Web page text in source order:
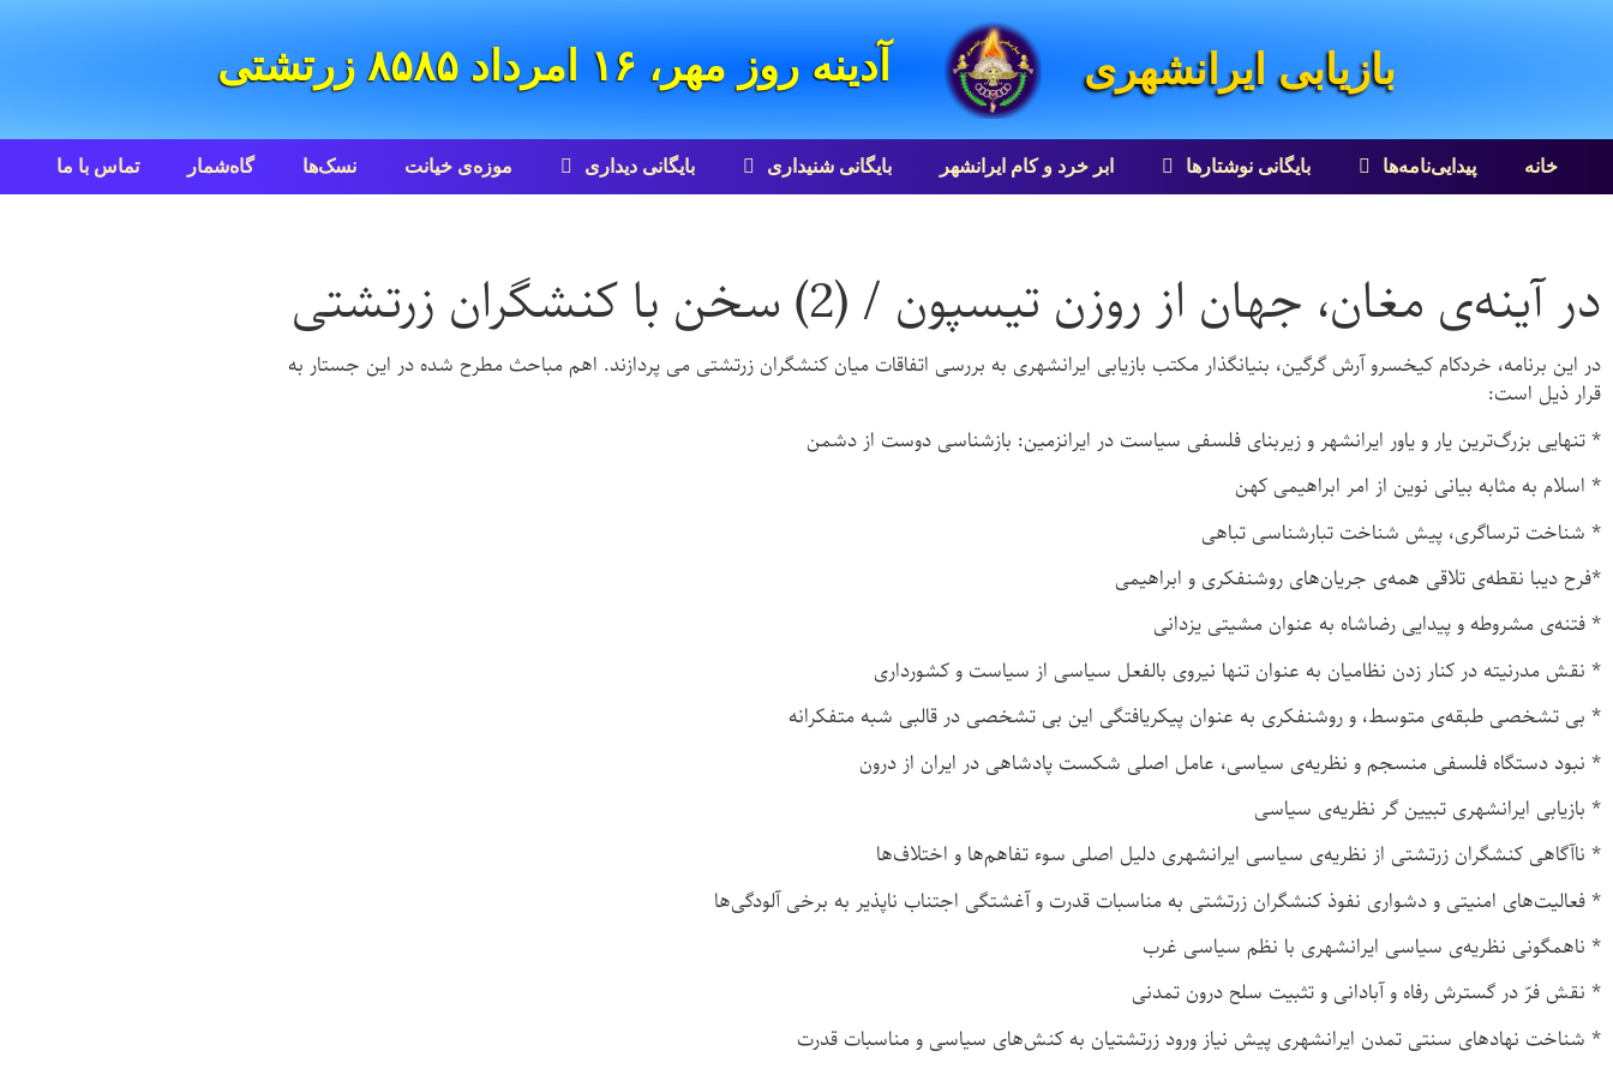
بازیابی ایرانشهری آدینه روز مهر، ۱۶ امرداد ۸۵۸۵ زرتشتی
خانه پیدایی‌نامه‌ها بایگانی نوشتارها ابر خرد و کام ایرانشهر بایگانی شنيداری بایگانی ديداری موزه‌ی خیانت نسک‌ها گاه‌شمار تماس با ما
در آینه‌ی مغان، جهان از روزن تیسپون / (2) سخن با کنشگران زرتشتی
در این برنامه، خردکام کیخسرو آرش گرگین، بنیانگذار مکتب بازیابی ایرانشهری به بررسی اتفاقات میان کنشگران زرتشتی می پردازند. اهم مباحث مطرح شده در این جستار به
قرار ذیل است:
* تنهایی بزرگ‌ترین یار و یاور ایرانشهر و زیربنای فلسفی سیاست در ایرانزمین: بازشناسی دوست از دشمن
* اسلام به مثابه بیانی نوین از امر ابراهیمی کهن
* شناخت ترساگری، پیش شناخت تبارشناسی تباهی
*فرح دیبا نقطه‌ی تلاقی همه‌ی جریان‌های روشنفکری و ابراهیمی
* فتنه‌ی مشروطه و پیدایی رضاشاه به عنوان مشیتی یزدانی
* نقش مدرنیته در کنار زدن نظامیان به عنوان تنها نیروی بالفعل سیاسی از سیاست و کشورداری
* بی تشخصی طبقه‌ی متوسط، و روشنفکری به عنوان پیکریافتگی این بی تشخصی در قالبی شبه متفکرانه
* نبود دستگاه فلسفی منسجم و نظریه‌ی سیاسی، عامل اصلی شکست پادشاهی در ایران از درون
* بازیابی ایرانشهری تبیین گر نظریه‌ی سیاسی
* ناآگاهی کنشگران زرتشتی از نظریه‌ی سیاسی ایرانشهری دلیل اصلی سوء تفاهم‌ها و اختلاف‌ها
* فعالیت‌های امنیتی و دشواری نفوذ کنشگران زرتشتی به مناسبات قدرت و آغشتگی اجتناب ناپذیر به برخی آلودگی‌ها
* ناهمگونی نظریه‌ی سیاسی ایرانشهری با نظم سیاسی غرب
* نقش فرّ در گسترش رفاه و آبادانی و تثبیت سلح درون تمدنی
* شناخت نهادهای سنتی تمدن ایرانشهری پیش نیاز ورود زرتشتیان به کنش‌های سیاسی و مناسبات قدرت